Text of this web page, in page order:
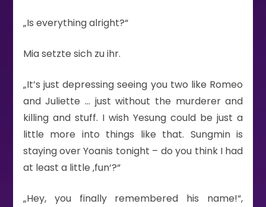
„Is everything alright?“
Mia setzte sich zu ihr.
„It’s just depressing seeing you two like Romeo
and Juliette … just without the murderer and
killing and stuff. I wish Yesung could be just a
little more into things like that. Sungmin is
staying over Yoanis tonight – do you think I had
at least a little ‚fun‘?“
„Hey, you finally remembered his name!“,